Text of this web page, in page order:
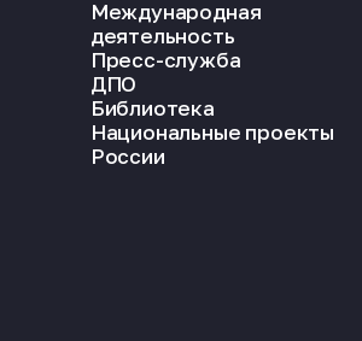
Международная
деятельность
Пресс-служба
ДПО
Библиотека
Национальные проекты
России